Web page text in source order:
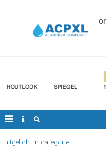
uitgelicht in categorie